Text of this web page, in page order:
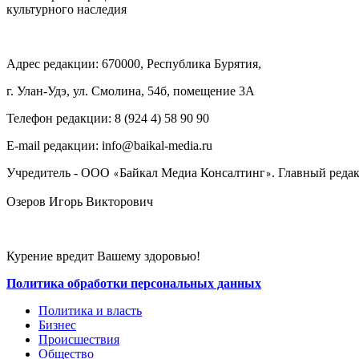
культурного наследия
Адрес редакции: 670000, Республика Бурятия,
г. Улан-Удэ, ул. Смолина, 54б, помещение 3А
Телефон редакции: ‎‎8 (924 4) 58 90 90
E-mail редакции: info@baikal-media.ru
Учредитель - ООО «Байкал Медиа Консалтинг». Главный
Озеров Игорь Викторович
Курение вредит Вашему здоровью!
Политика обработки персональных данных
Политика и власть
Бизнес
Происшествия
Общество